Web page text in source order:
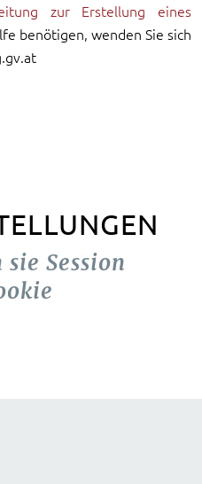
zur Erstellung eines
benötigen, wenden Sie sich
Session